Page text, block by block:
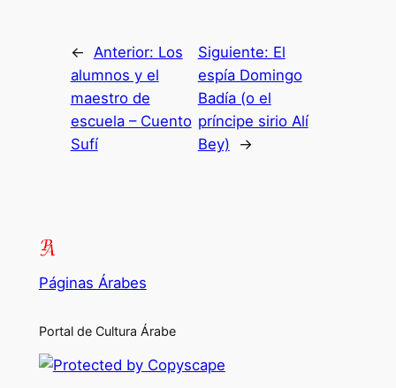
← Anterior: Los
alumnos y el
maestro de
escuela – Cuento
Sufí
Siguiente: El
espía Domingo
Badía (o el
príncipe sirio Alí
Bey)
→
Páginas Árabes
Portal de Cultura Árabe